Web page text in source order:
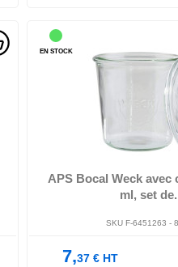
APS Bocal Weck avec
ml, set
SKU F-6451263 -
7,37 € HT
EN STOCK
diamètre: 110 mm, hauteur:
bocaux + 2 couvercles,